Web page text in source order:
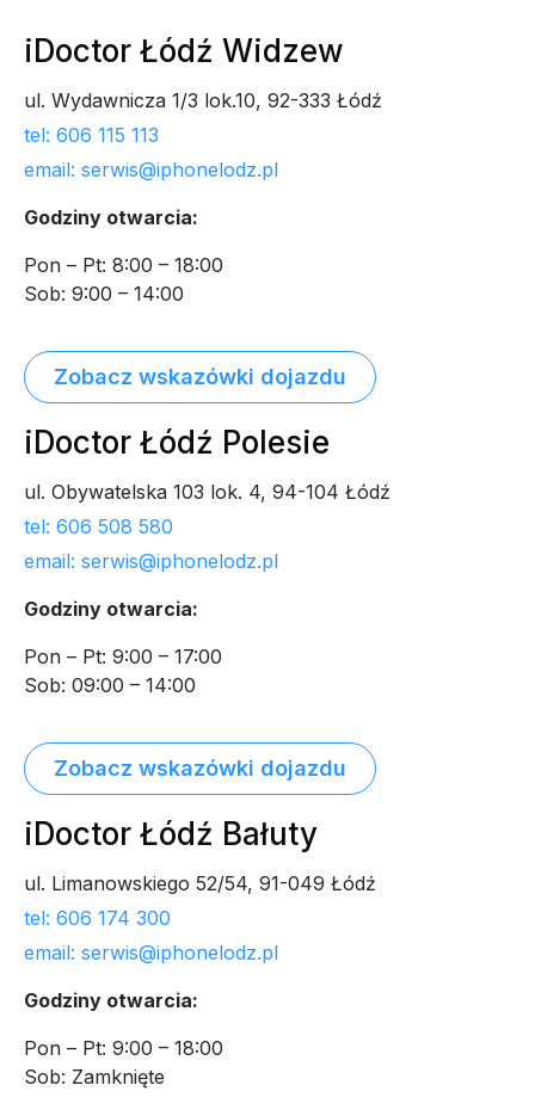
iDoctor Łódź Widzew
ul. Wydawnicza 1/3 lok.10, 92-333 Łódź
tel: 606 115 113
email: serwis@iphonelodz.pl
Godziny otwarcia:
Pon – Pt: 8:00 – 18:00
Sob: 9:00 – 14:00
Zobacz wskazówki dojazdu
iDoctor Łódź Polesie
ul. Obywatelska 103 lok. 4, 94-104 Łódź
tel: 606 508 580
email: serwis@iphonelodz.pl
Godziny otwarcia:
Pon – Pt: 9:00 – 17:00
Sob: 09:00 – 14:00
Zobacz wskazówki dojazdu
iDoctor Łódź Bałuty
ul. Limanowskiego 52/54, 91-049 Łódź
tel: 606 174 300
email: serwis@iphonelodz.pl
Godziny otwarcia:
Pon – Pt: 9:00 – 18:00
Sob: Zamknięte